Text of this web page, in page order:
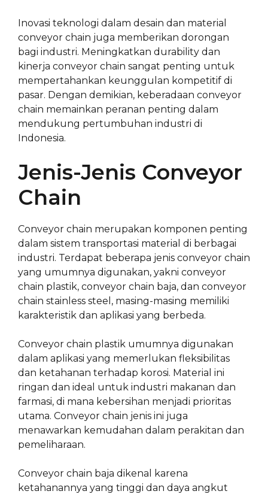
Inovasi teknologi dalam desain dan material
conveyor chain juga memberikan dorongan
bagi industri. Meningkatkan durability dan
kinerja conveyor chain sangat penting untuk
mempertahankan keunggulan kompetitif di
pasar. Dengan demikian, keberadaan conveyor
chain memainkan peranan penting dalam
mendukung pertumbuhan industri di
Indonesia.
Jenis-Jenis Conveyor
Chain
Conveyor chain merupakan komponen penting
dalam sistem transportasi material di berbagai
industri. Terdapat beberapa jenis conveyor chain
yang umumnya digunakan, yakni conveyor
chain plastik, conveyor chain baja, dan conveyor
chain stainless steel, masing-masing memiliki
karakteristik dan aplikasi yang berbeda.
Conveyor chain plastik umumnya digunakan
dalam aplikasi yang memerlukan fleksibilitas
dan ketahanan terhadap korosi. Material ini
ringan dan ideal untuk industri makanan dan
farmasi, di mana kebersihan menjadi prioritas
utama. Conveyor chain jenis ini juga
menawarkan kemudahan dalam perakitan dan
pemeliharaan.
Conveyor chain baja dikenal karena
ketahanannya yang tinggi dan daya angkut